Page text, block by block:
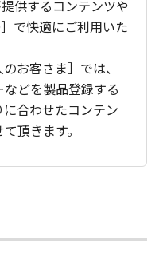
供するコンテンツや
で快適にご利用いた
お客さま］では、
どを製品登録する
合わせたコンテン
頂きます。